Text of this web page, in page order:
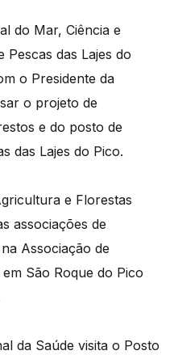
do Mar, Ciência e
Pescas das Lajes do
o Presidente da
o projeto de
e do posto de
das Lajes do Pico.
e Florestas
associações de
Associação de
São Roque do Pico
da Saúde visita o Posto